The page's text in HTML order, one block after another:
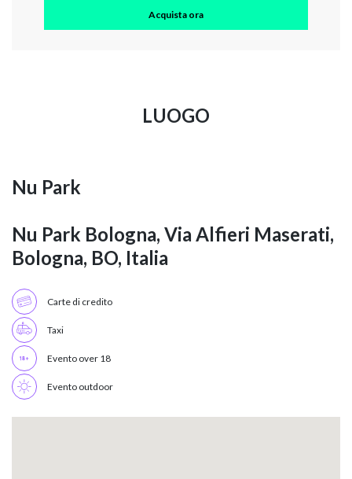
Acquista ora
LUOGO
Nu Park
Nu Park Bologna, Via Alfieri Maserati,
Bologna, BO, Italia
Carte di credito
Taxi
Evento over 18
Evento outdoor